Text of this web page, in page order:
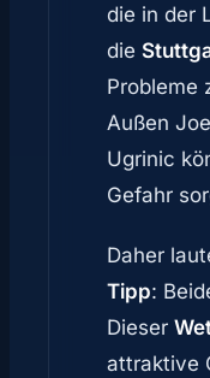
die in der
die
Probleme
Außen
Ugrinic
Gefahr
Daher
Tipp:
Dieser
attraktive